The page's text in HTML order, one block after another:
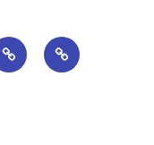
Lyssna! Vad
hände